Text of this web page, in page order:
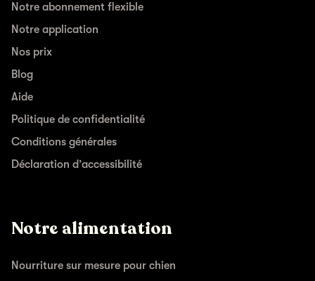
Notre abonnement flexible
Notre application
Nos prix
Blog
Aide
Politique de confidentialité
Conditions générales
Déclaration d’accessibilité
Notre alimentation
Nourriture sur mesure pour chien